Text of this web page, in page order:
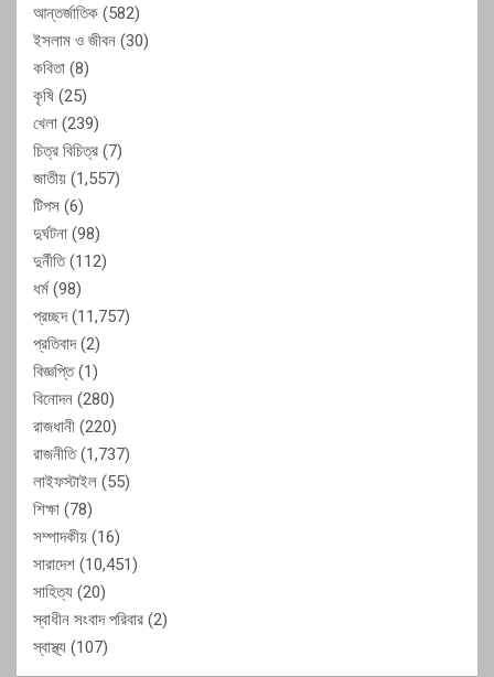
আন্তর্জাতিক (582)
ইসলাম ও জীবন (30)
কবিতা (8)
কৃষি (25)
খেলা (239)
চিত্র বিচিত্র (7)
জাতীয় (1,557)
টিপস (6)
দুর্ঘটনা (98)
দুর্নীতি(112)
ধর্ম(98)
প্রচ্ছদ(11,757)
প্রতিবাদ(2)
বিজ্ঞপ্তি(1)
বিনোদন (280)
রাজধানী (220)
রাজনীতি(1,737)
লাইফস্টাইল (55)
শিক্ষা (78)
সম্পাদকীয় (16)
সারাদেশ (10,451)
সাহিত্য (20)
স্বাধীন সংবাদ পরিবার (2)
স্বাস্থ্য (107)